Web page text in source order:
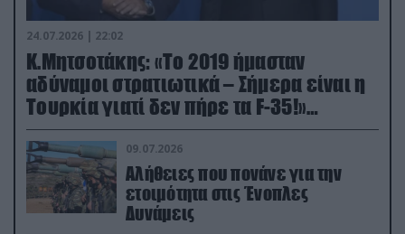
24.07.2026 | 22:02
Κ.Μητσοτάκης: «Το 2019 ήμασταν
αδύναμοι στρατιωτικά – Σήμερα είναι η
Τουρκία γιατί δεν πήρε τα F-35!»
(βίντεο)
09.07.2026
Αλήθειες που πονάνε για την
ετοιμότητα στις Ένοπλες
Δυνάμεις